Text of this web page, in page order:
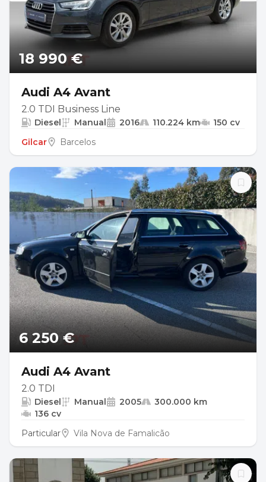
18 990 €
Audi A4 Avant
2.0 TDI Business Line
Diesel Manual 2016 110.224 km
150 cv
Gilcar
Barcelos
6 250 €
Audi A4 Avant
2.0 TDI
Diesel Manual 2005
300.000 km
136 cv
Particular
Vila Nova de Famalicão